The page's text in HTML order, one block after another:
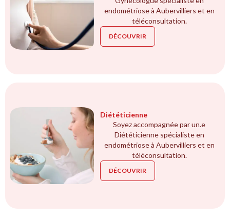
endométriose à Aubervilliers et en
téléconsultation.
DÉCOUVRIR
Diététicienne
Soyez accompagnée par un.e
Diététicienne spécialiste en
endométriose à Aubervilliers et en
téléconsultation.
DÉCOUVRIR